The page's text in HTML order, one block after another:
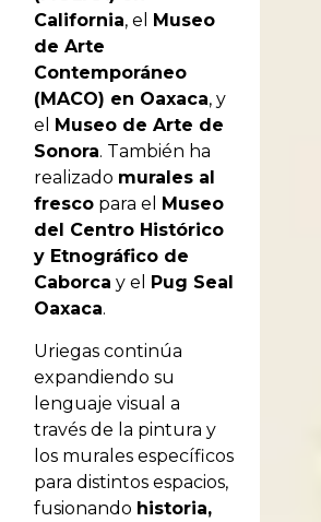
California, el
Museo
de Arte
Contemporáneo
(MACO) en Oaxaca, y
el
Museo de Arte de
Sonora. También ha
realizado murales al
fresco para el
Museo
del Centro Histórico
y Etnográfico de
Caborca y el
Pug Seal
Oaxaca.
Uriegas continúa
expandiendo su
lenguaje visual a
través de la pintura y
los murales específicos
para distintos espacios,
fusionando historia,